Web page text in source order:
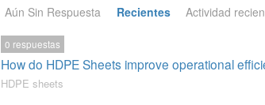
Aún Sin Respuesta Recientes Actividad
How do HDPE Sheets improve operational
0 respuestas
HDPE sheets